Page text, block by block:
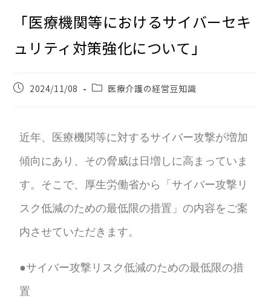
「医療機関等におけるサイバーセキ
ュリティ対策強化について」
2024/11/08 医療介護の経営豆知識
近年、医療機関等に対するサイバー攻撃が増加
傾向にあり、その脅威は日増しに高まっていま
す。そこで、厚生労働省から「サイバー攻撃リ
スク低減のための最低限の措置」の内容をご案
内させていただきます。
●サイバー攻撃リスク低減のための最低限の措
置